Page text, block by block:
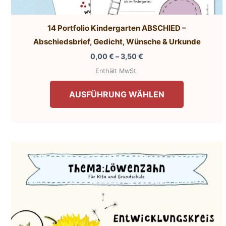
14 Portfolio Kindergarten ABSCHIED –
Abschiedsbrief, Gedicht, Wünsche & Urkunde
0,00€ –3,50€
3,50 €
Enthält MwSt.
AUSFÜHRUNG WÄHLEN
Dieses
auf.
Die
Optionen
auf